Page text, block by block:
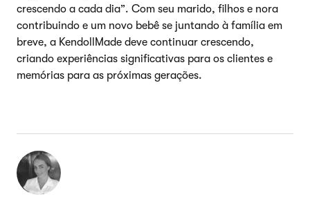
crescendo a cada dia”. Com seu marido, filhos e nora
contribuindo e um novo bebê se juntando à família em
breve, a KendollMade deve continuar crescendo,
criando experiências significativas para os clientes e
memórias para as próximas gerações.